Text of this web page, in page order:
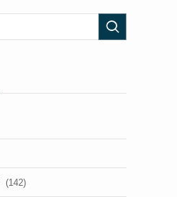
(142)